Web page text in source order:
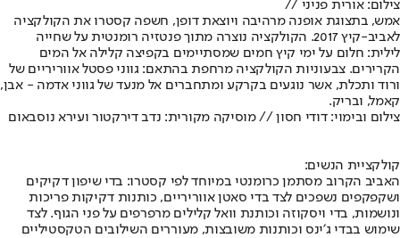
צילום: אורית פניני //
אמש, בתצוגת אופנה מרהיבה ויוצאת דופן, חשפה קסטרו את הקולקציה
לאביב-קיץ 2017. הקולקציה נוצרה מתוך פנטזיה רומנטית על שחייה
לילית: חלום על ימי קיץ חמים שמסתיימים בקפיצה קלילה אל המים
הקרירים. צבעוניות הקולקציה מרחפת בהתאם: גווני פסטל אווריריים של
ורוד ותכלת, אשר נוגעים בקרקע ומתחברים אל מנעד של גווני אדמה - אבן,
קאמל, ובריק.
צילום ובימוי: דודי חסון // מוסיקה מקורית: נדב דירקטור ועירא נוסבאום
קולקציית הנשים:
האביב הקרוב מסתמן כרומנטי במיוחד לפי קסטרו: בדי שיפון דקיקים
ושקפקפים נשפכים לצד בדי סאטן אווריריים, כותנות דקיקות פריכות
ונושמות, בדי ויסקוזה וכותנת וואל קלילים מרפרפים על פני הגוף. לצד
שימוש בבדי ג׳ינס וכותנות משובצות, מעוררים השילובים הטקסטיליים